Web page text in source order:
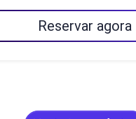
Reservar agora